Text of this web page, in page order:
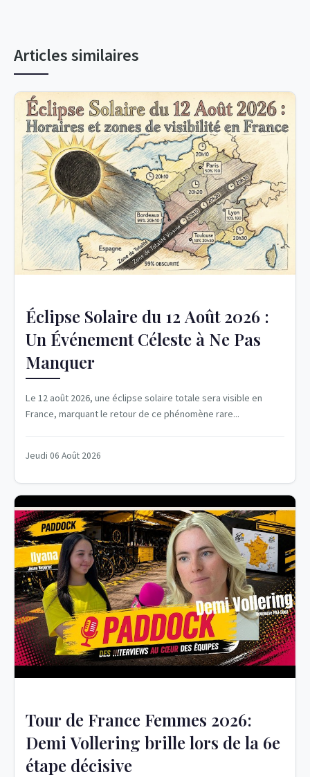
Articles similaires
Éclipse Solaire du 12 Août 2026 :
Un Événement Céleste à Ne Pas
Manquer
Le 12 août 2026, une éclipse solaire totale sera visible en
France, marquant le retour de ce phénomène rare...
Jeudi 06 Août 2026
Tour de France Femmes 2026:
Demi Vollering brille lors de la 6e
étape décisive